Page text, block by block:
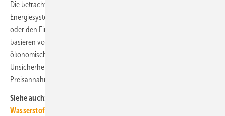
Die betrachteten Studien haben eine stark techno-ökonomische
Energiesystemperspektive und lassen Aspekte wie Arbeitsplatzeffekte
oder den Einfluss von Politikmaßnahmen außen vor. Die Aussagen
basieren vorwiegend auf Szenarien, die mögliche techno-
ökonomische Entwicklungen unter verschiedenen Annahmen und
Unsicherheiten, wie etwa zukünftige Energiebedarfe oder
Preisannahmen abbilden. ■
Siehe auch:
Wasserstoffrat: Studie vor Wärmemarkt-Entscheidungen